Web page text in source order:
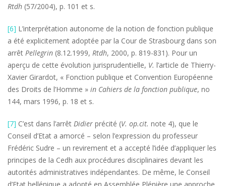
Rtdh (57/2004), p. 101 et s.
[6] L’interprétation autonome de la notion de fonction publique
a été explicitement adoptée par la Cour de Strasbourg dans son
arrêt Pellegrin (8.12.1999, Rtdh, 2000, p. 819-831). Pour un
aperçu de cette évolution jurisprudentielle, V. l’article de Thierry-
Xavier Girardot, « Fonction publique et Convention Européenne
des Droits de l’Homme » in Cahiers de la fonction publique, no
144, mars 1996, p. 18 et s.
[7] C’est dans l’arrêt Didier précité (V. op.cit. note 4), que le
Conseil d’Etat a amorcé – selon l’expression du professeur
Frédéric Sudre – un revirement et a accepté l’idée d’appliquer les
principes de la Cedh aux procédures disciplinaires devant les
autorités administratives indépendantes. De même, le Conseil